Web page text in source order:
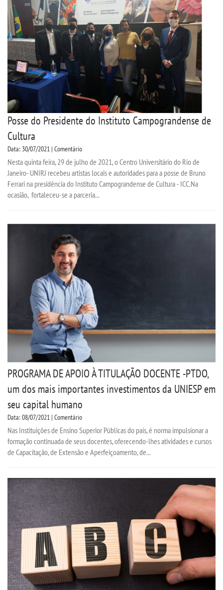
Posse do Presidente do Instituto Campograndense de
Cultura
Data: 30/07/2021 | Comentário
Nesta quinta feira, 29 de julho de 2021, o Centro Universitário do Rio de
Janeiro- UNIRJ recebeu artistas locais e autoridades para a posse de Bruno
Ferrari na presidência do Instituto Campograndense de Cultura - ICC.Na
ocasião, fortaleceu-se a parceria...
PROGRAMA DE APOIO À TITULAÇÃO DOCENTE -PTDO,
um dos mais importantes investimentos da UNIESP em
seu capital humano
Data: 08/07/2021 | Comentário
Nas Instituições de Ensino Superior Públicas do país, é norma impulsionar a
formação continuada de seus docentes, oferecendo-lhes atividades e cursos
de Capacitação, de Extensão e Aperfeiçoamento, de...